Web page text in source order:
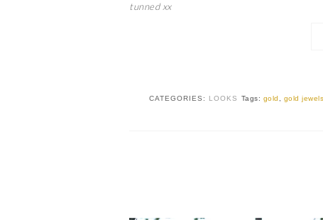
tunned xx
CATEGORIES: LOOKS Tags: gold gold jewels